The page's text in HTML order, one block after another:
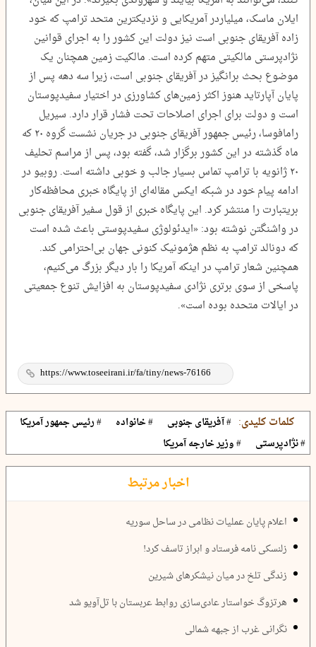
ایلان ماسک، میلیاردر آمریکایی و نزدیکترین متحد ترامپ که خود
زاده آفریقای جنوبی است نیز دولت این کشور را به اجرای قوانین
نژادپرستی مالکیتی متهم کرده است. مالکیت زمین همچنان یک
موضوع بحث برانگیز در آفریقای جنوبی است، زیرا سه دهه پس از
پایان آپارتاید هنوز اکثر زمین‌های کشاورزی در اختیار سفیدپوستان
است و دولت برای اجرای اصلاحات تحت فشار قرار دارد. سیریل
رامافوسا، رئیس جمهور آفریقای جنوبی در جریان نشست گروه ۲۰ که
ماه گذشته در این کشور برگزار شد، گفته بود، پس از مراسم تحلیف
۲۰ ژانویه با ترامپ تماس بسیار جالب و خوبی داشته است. روبیو در
ادامه پیام خود در شبکه ایکس مقاله‌ای از پایگاه خبری محافظه‌کار
بریتبارت را منتشر کرد. این پایگاه خبری از قول سفیر آفریقای جنوبی
در واشنگتن نوشته بود: «ایدئولوژی سفیدپوستی باعث شده است
که دونالد ترامپ به نظم هژمونیک کنونی جهان بی‌احترامی کند.
همچنین شعار ترامپ در اینکه آمریکا را بار دیگر بزرگ می‌کنیم،
پاسخی از سوی برتری نژادی سفیدپوستان به افزایش تنوع جمعیتی
در ایالات متحده بوده است».
کلمات کلیدی: # آفریقای جنوبی # خانواده
# رئیس جمهور آمریکا
# نژادپرستی
# وزیر خارجه آمریکا
اخبار مرتبط
اعلام پایان عملیات نظامی در ساحل سوریه
زلنسکی نامه فرستاد و ابراز تاسف کرد!
زندگی تلخ در میان نیشکرهای شیرین
هرتزوگ خواستار عادی‌سازی روابط عربستان با تل‌آویو شد
نگرانی غرب از جبهه شمالی